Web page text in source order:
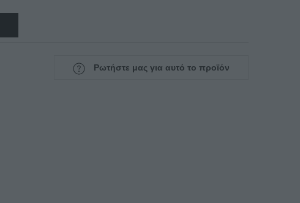
Ρωτήστε μας για αυτό το προϊόν